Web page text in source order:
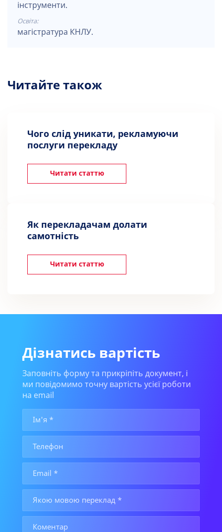
інструменти.
Освіта:
магістратура КНЛУ.
Читайте також
Чого слід уникати, рекламуючи
послуги перекладу
Читати статтю
Як перекладачам долати
самотність
Читати статтю
Дізнатись вартість
Заповніть форму та прикріпіть документ, і
ми повідомимо точну вартість усієї роботи
на email